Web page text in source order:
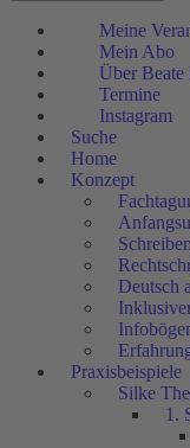
Meine
Mein Abo
Über Beate
Termine
Instagram
Suche
Home
Konzept
Schreiben
Deutsch
Praxisbeispiele
Silke
1.